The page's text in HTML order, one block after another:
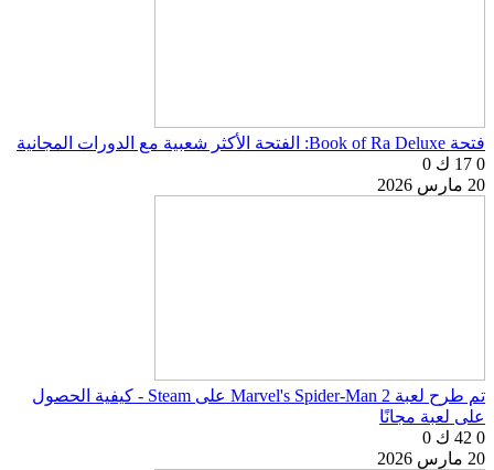
فتحة Book of Ra Deluxe: الفتحة الأكثر شعبية مع الدورات المجانية
0 17 ك
0
20 مارس 2026
تم طرح لعبة Marvel's Spider-Man 2 على Steam - كيفية الحصول
على لعبة مجانًا
0 42 ك
0
20 مارس 2026